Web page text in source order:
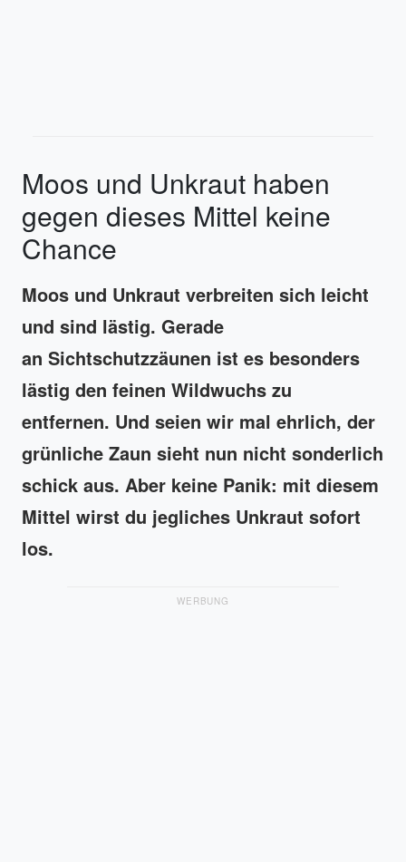
Moos und Unkraut haben
gegen dieses Mittel keine
Chance
Moos und Unkraut verbreiten sich leicht
und sind lästig. Gerade
an Sichtschutzzäunen ist es besonders
lästig den feinen Wildwuchs zu
entfernen. Und seien wir mal ehrlich, der
grünliche Zaun sieht nun nicht sonderlich
schick aus. Aber keine Panik: mit diesem
Mittel wirst du jegliches Unkraut sofort
los.
WERBUNG